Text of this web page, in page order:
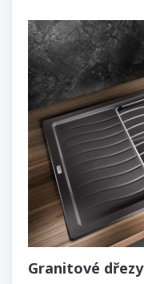
Granitové dřezy